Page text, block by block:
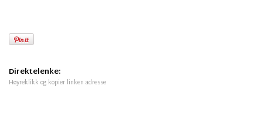
Direktelenke:
Høyreklikk og kopier linken adresse